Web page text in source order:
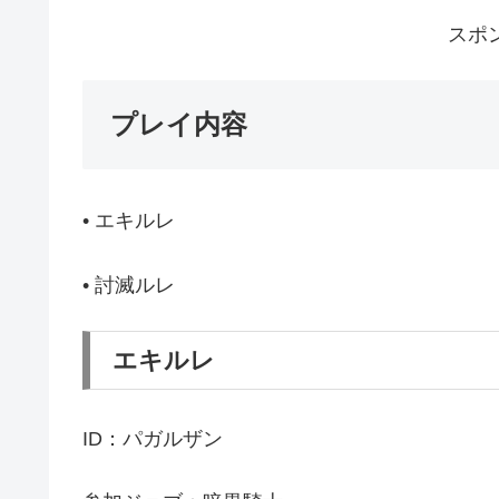
スポ
プレイ内容
• エキルレ
• 討滅ルレ
エキルレ
ID：パガルザン